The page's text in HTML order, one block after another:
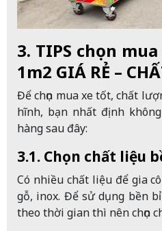
3. TIPS chọn
1m2 GIÁ RẺ –
Để chọn mua xe tốt, chất
hĩnh, bạn nhất định
hàng sau đây:
3.1. Chọn chất liệu
Có nhiều chất liệu để gia
gỗ, inox. Để sử dụng bền
theo thời gian thì nên chọn